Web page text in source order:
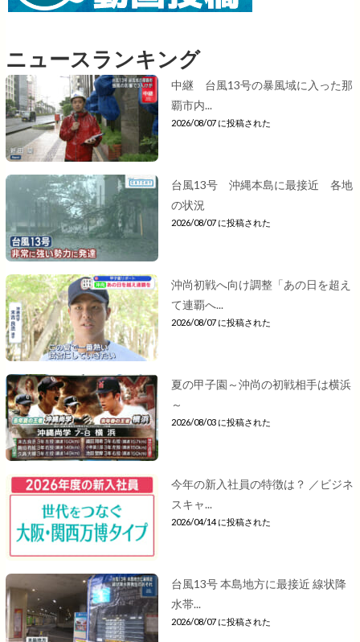
ニュースランキング
中継 台風13号の暴風域に入った那
覇市内...
2026/08/07 に投稿された
台風13号 沖縄本島に最接近 各地
の状況
2026/08/07 に投稿された
沖尚初戦へ向け調整「あの日を超え
て連覇へ...
2026/08/07 に投稿された
夏の甲子園～沖尚の初戦相手は横浜
～
2026/08/03 に投稿された
今年の新入社員の特徴は？ ／ビジネ
スキャ...
2026/04/14 に投稿された
台風13号 本島地方に最接近 線状降
水帯...
2026/08/07 に投稿された